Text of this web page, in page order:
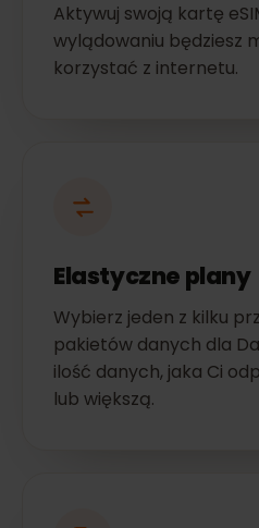
Aktywuj swoją kartę
wylądowaniu będziesz
korzystać z internetu.
Elastyczne plany
Wybierz jeden z kilku
pakietów danych dla
ilość danych, jaka Ci
lub większą.